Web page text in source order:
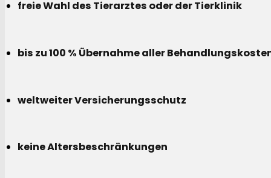
freie Wahl des Tierarztes oder der Tierklinik
bis zu 100 % Übernahme aller
weltweiter Versicherungsschutz
keine Altersbeschränkungen